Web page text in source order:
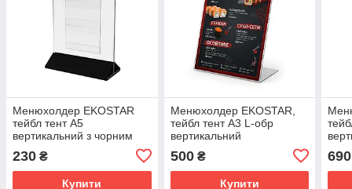
Менюхолдер EKOSTAR
тейбл тент А5
вертикальний з чорним
230 ₴
Купити
Менюхолдер EKOSTAR,
тейбл тент А3 L-обр
вертикальний
500₴
Купити
690